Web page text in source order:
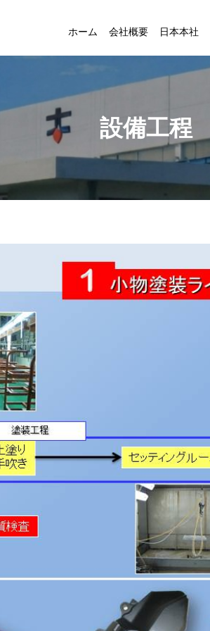
ホーム 会社概要 日本本社
設備工程